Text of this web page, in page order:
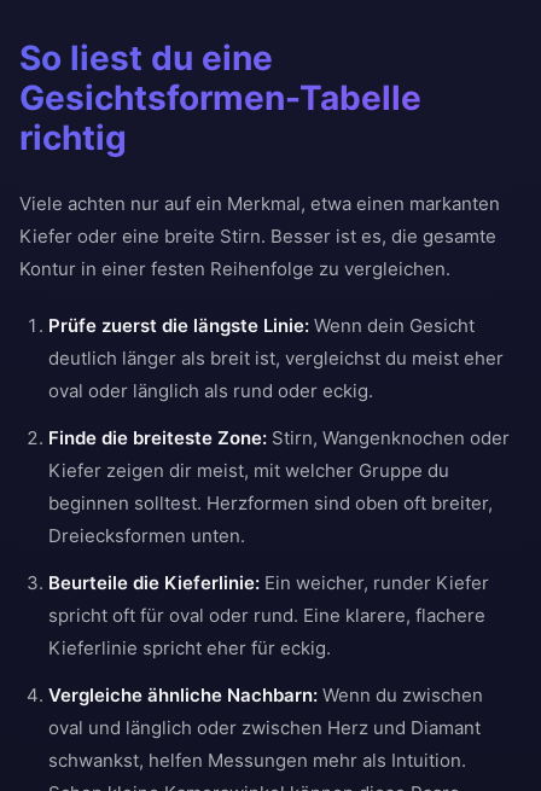
So liest du eine
Gesichtsformen-Tabelle
richtig
Viele achten nur auf ein Merkmal, etwa einen markanten
Kiefer oder eine breite Stirn. Besser ist es, die gesamte
Kontur in einer festen Reihenfolge zu vergleichen.
Prüfe zuerst die längste Linie: Wenn dein Gesicht
deutlich länger als breit ist, vergleichst du meist eher
oval oder länglich als rund oder eckig.
Finde die breiteste Zone: Stirn, Wangenknochen oder
Kiefer zeigen dir meist, mit welcher Gruppe du
beginnen solltest. Herzformen sind oben oft breiter,
Dreiecksformen unten.
Beurteile die Kieferlinie: Ein weicher, runder Kiefer
spricht oft für oval oder rund. Eine klarere, flachere
Kieferlinie spricht eher für eckig.
Vergleiche ähnliche Nachbarn: Wenn du zwischen
oval und länglich oder zwischen Herz und Diamant
schwankst, helfen Messungen mehr als Intuition.